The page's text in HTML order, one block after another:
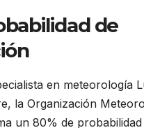
de
en meteorología
la Organización
un 80% de probabilidad